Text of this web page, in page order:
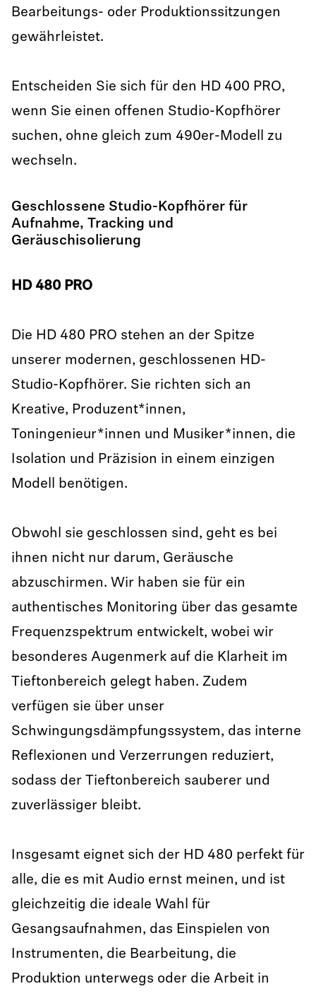
Bearbeitungs- oder Produktionssitzungen
gewährleistet.
Entscheiden Sie sich für den HD 400 PRO,
wenn Sie einen offenen Studio-Kopfhörer
suchen, ohne gleich zum 490er-Modell zu
wechseln.
Geschlossene Studio-Kopfhörer für
Aufnahme, Tracking und
Geräuschisolierung
HD 480 PRO
Die HD 480 PRO stehen an der Spitze
unserer modernen, geschlossenen HD-
Studio-Kopfhörer. Sie richten sich an
Kreative, Produzent*innen,
Toningenieur*innen und Musiker*innen, die
Isolation und Präzision in einem einzigen
Modell benötigen.
Obwohl sie geschlossen sind, geht es bei
ihnen nicht nur darum, Geräusche
abzuschirmen. Wir haben sie für ein
authentisches Monitoring über das gesamte
Frequenzspektrum entwickelt, wobei wir
besonderes Augenmerk auf die Klarheit im
Tieftonbereich gelegt haben. Zudem
verfügen sie über unser
Schwingungsdämpfungssystem, das interne
Reflexionen und Verzerrungen reduziert,
sodass der Tieftonbereich sauberer und
zuverlässiger bleibt.
Insgesamt eignet sich der HD 480 perfekt für
alle, die es mit Audio ernst meinen, und ist
gleichzeitig die ideale Wahl für
Gesangsaufnahmen, das Einspielen von
Instrumenten, die Bearbeitung, die
Produktion unterwegs oder die Arbeit in